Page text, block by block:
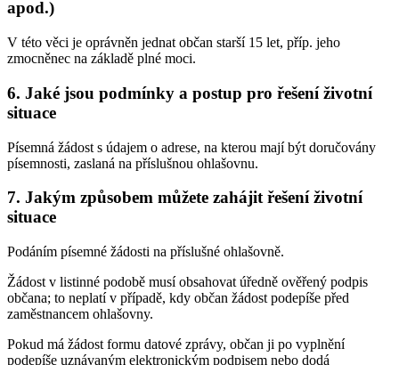
apod.)
V této věci je oprávněn jednat občan starší 15 let, příp. jeho
zmocněnec na základě plné moci.
6. Jaké jsou podmínky a postup pro řešení životní
situace
Písemná žádost s údajem o adrese, na kterou mají být doručovány
písemnosti, zaslaná na příslušnou ohlašovnu.
7. Jakým způsobem můžete zahájit řešení životní
situace
Podáním písemné žádosti na příslušné ohlašovně.
Žádost v listinné podobě musí obsahovat úředně ověřený podpis
občana; to neplatí v případě, kdy občan žádost podepíše před
zaměstnancem ohlašovny.
Pokud má žádost formu datové zprávy, občan ji po vyplnění
podepíše uznávaným elektronickým podpisem nebo dodá